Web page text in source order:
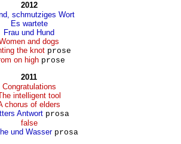
2012
schmutziges Wort
Es wartete
Frau und Hund
and dogs
the knot prose
on high prose
2011
Congratulations
intelligent tool
chorus of elders
Antwort prosa
false
und Wasser prosa